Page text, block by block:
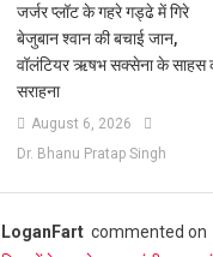
जर्जर प्लॉट के गहरे गड्ढे में गिरे
बेजुबान श्वान की बचाई जान,
वॉलंटियर ऋषभ सक्सेना के साहस
सराहना
August 6, 2026
Dr. Bhanu Pratap Singh
LoganFartcommented on